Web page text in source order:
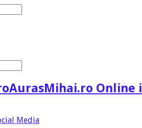
AurasMihai.ro Online
Media